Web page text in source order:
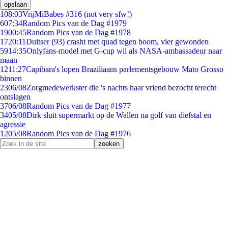
opslaan
108:03VrijMiBabes #316 (not very sfw!)
607:34Random Pics van de Dag #1979
1900:45Random Pics van de Dag #1978
1720:11Duitser (93) crasht met quad tegen boom, vier gewonden
5914:35Onlyfans-model met G-cup wil als NASA-ambassadeur naar
maan
1211:27Capibara's lopen Braziliaans parlementsgebouw Mato Grosso
binnen
2306/08Zorgmedewerkster die 's nachts haar vriend bezocht terecht
ontslagen
3706/08Random Pics van de Dag #1977
3405/08Dirk sluit supermarkt op de Wallen na golf van diefstal en
agressie
1205/08Random Pics van de Dag #1976